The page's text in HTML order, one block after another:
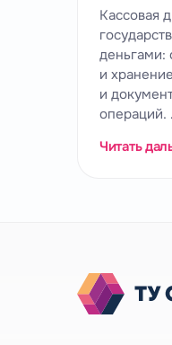
Кассовая
деньгами:
и
и
операций.
Читать